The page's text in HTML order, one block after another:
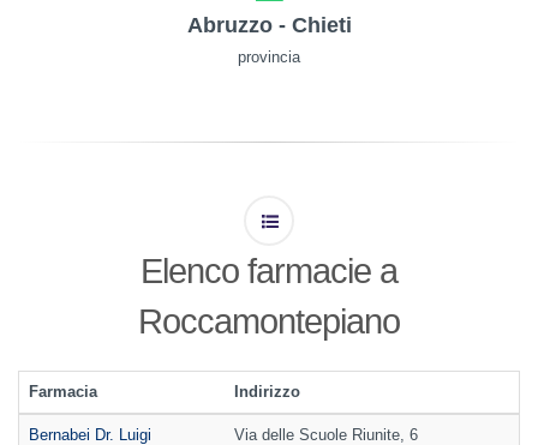
Abruzzo - Chieti
provincia
Elenco farmacie a
Roccamontepiano
Farmacia Indirizzo
Bernabei Dr. Luigi Via delle Scuole Riunite, 6